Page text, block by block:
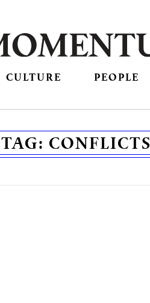
CULTURE PEOPLE
TAG: CONFLICTS